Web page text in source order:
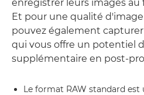
enregistrer leurs images au
Et pour une qualité
pouvez également capturer
qui vous offre un potentiel
supplémentaire en post-
Le format RAW standard est